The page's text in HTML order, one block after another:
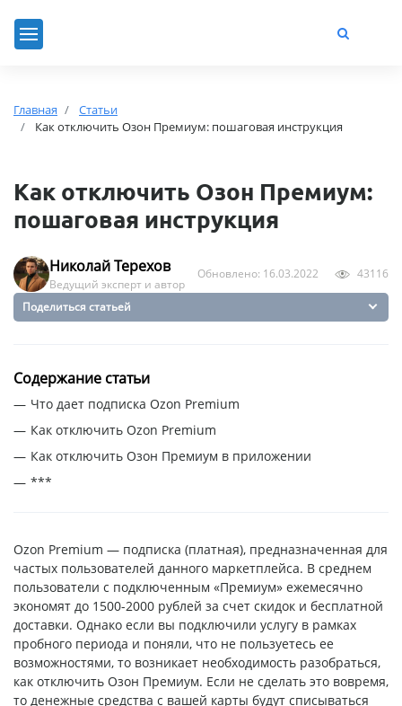
Главная
Статьи
Как отключить Озон Премиум: пошаговая инструкция
Как отключить Озон Премиум:
пошаговая инструкция
Николай Терехов
Ведущий эксперт и автор
Обновлено: 16.03.2022 43116
Поделиться статьей
Содержание статьи
Что дает подписка Ozon Premium
Как отключить Ozon Premium
Как отключить Озон Премиум в приложении
***
Ozon Premium — подписка (платная), предназначенная для
частых пользователей данного маркетплейса. В среднем
пользователи с подключенным «Премиум» ежемесячно
экономят до 1500-2000 рублей за счет скидок и бесплатной
доставки. Однако если вы подключили услугу в рамках
пробного периода и поняли, что не пользуетесь ее
возможностями, то возникает необходимость разобраться,
как отключить Озон Премиум. Если не сделать это вовремя,
то денежные средства с вашей карты будут списываться